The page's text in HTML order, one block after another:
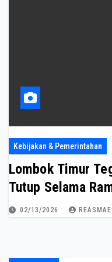
Kebijakan & Pemerintahan
Lombok Timur
Tutup Selama
02/13/2026